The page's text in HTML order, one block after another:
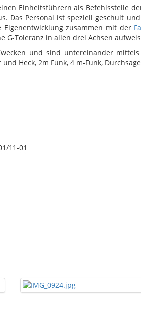
Einheitsführern als Befehlsstelle
Das Personal ist speziell geschult
zusammen mit der
G-Toleranz in allen drei Achsen
und sind untereinander
Heck, 2m Funk, 4 m-Funk,
11-01